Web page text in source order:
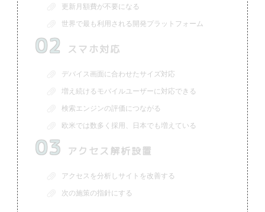
更新月額費が不要になる
世界で最も利用される開発プラットフォーム
02 スマホ対応
デバイス画面に合わせたサイズ対応
増え続けるモバイルユーザーに対応できる
検索エンジンの評価につながる
欧米では数多く採用、日本でも増えている
03 アクセス解析設置
アクセスを分析しサイトを改善する
次の施策の指針にする